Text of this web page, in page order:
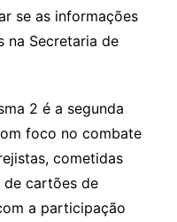
se as informações
na Secretaria de
2 é a segunda
foco no combate
cometidas
de cartões de
a participação